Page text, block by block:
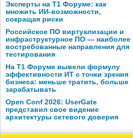
Эксперты на Т1 Форуме: как
множить ИИ-возможности,
сокращая риски
Российское ПО виртуализации и
инфраструктурное ПО — наиболее
востребованные направления для
тестирования
На Т1 Форуме вывели формулу
эффективности ИТ с точки зрения
бизнеса: меньше тратить, больше
зарабатывать
Open Conf 2026: UserGate
представил свое видение
архитектуры сетевого доверия